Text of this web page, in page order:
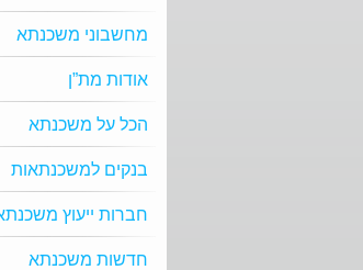
מחשבוני משכנתא
אודות מת”ן
הכל על משכנתא
בנקים למשכנתאות
חברות ייעוץ
חדשות משכנתא